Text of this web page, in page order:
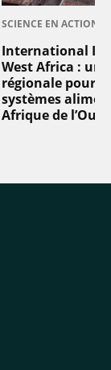
SCIENCE EN ACTION
International
West Africa :
régionale pour
systèmes
Afrique de